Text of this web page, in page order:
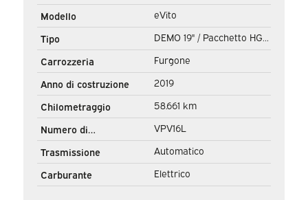
Modello
eVito
Tipo
DEMO 19" / Pacchetto HG
Black/ Spoiler/ Sidebars/
L2/ Navi/ Telecamera/
Seatverw.
Carrozzeria
Furgone
Anno di costruzione
2019
Chilometraggio
58.661 km
Numero di
registrazione
VPV16L
Trasmissione
Automatico
Carburante
Elettrico